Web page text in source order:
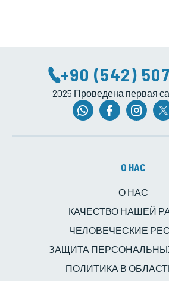
+90 (542)
2025 Проведена первая
O HAC
О НАС
КАЧЕСТВО НАШЕЙ
ЧЕЛОВЕЧЕСКИЕ
ЗАЩИТА
ПОЛИТИКА В